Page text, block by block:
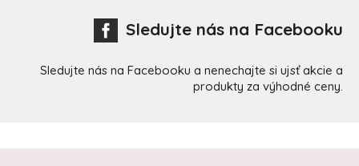
Sledujte nás na Facebooku
Sledujte nás na Facebooku a nenechajte si ujsť akcie a
produkty za výhodné ceny.